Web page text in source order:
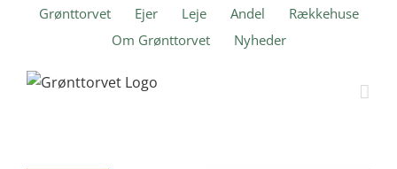
Grønttorvet Ejer Leje Andel
Rækkehuse
Om Grønttorvet
Nyheder